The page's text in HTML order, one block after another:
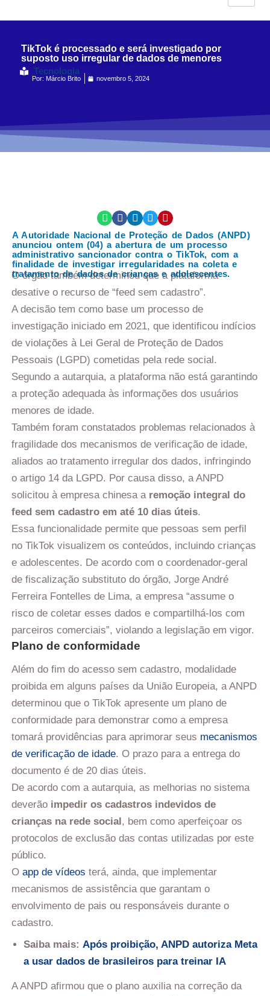
TikTok é processado e será investigado por
suposto uso irregular de dados de menores
Tecnologia
Por: Márcio Brito novembro 5, 2024
A Autoridade Nacional de Proteção de Dados (ANPD)
anunciou ontem (04) a abertura de um processo
administrativo sancionador contra o TikTok, com a
finalidade de investigar irregularidades na coleta e
tratamento de dados de crianças e adolescentes.
O órgão também determinou que a plataforma
desative o recurso de “feed sem cadastro”.
A decisão tem como base um processo de
investigação iniciado em 2021, que identificou indícios
de violações à Lei Geral de Proteção de Dados
Pessoais (LGPD) cometidas pela rede social.
Segundo a autarquia, a plataforma não está garantindo
a proteção adequada às informações dos usuários
menores de idade.
Também foram constatados problemas relacionados à
fragilidade dos mecanismos de verificação de idade,
aliados ao tratamento irregular dos dados, infringindo
o artigo 14 da LGPD. Por causa disso, a ANPD
solicitou à empresa chinesa a remoção integral do
feed sem cadastro em até 10 dias úteis.
Essa funcionalidade permite que pessoas sem perfil
no TikTok visualizem os conteúdos, incluindo crianças
e adolescentes. De acordo com o coordenador-geral
de fiscalização substituto do órgão, Jorge André
Ferreira Fontelles de Lima, a empresa “assume o
risco de coletar esses dados e compartilhá-los com
parceiros comerciais”, violando a legislação em vigor.
Plano de conformidade
Além do fim do acesso sem cadastro, modalidade
proibida em alguns países da União Europeia, a ANPD
determinou que o TikTok apresente um plano de
conformidade para demonstrar como a empresa
tomará providências para aprimorar seus mecanismos
de verificação de idade. O prazo para a entrega do
documento é de 20 dias úteis.
De acordo com a autarquia, as melhorias no sistema
deverão impedir os cadastros indevidos de
crianças na rede social , bem como aperfeiçoar os
protocolos de exclusão das contas utilizadas por este
público.
O app de vídeos terá, ainda, que implementar
mecanismos de assistência que garantam o
envolvimento de pais ou responsáveis durante o
cadastro.
Saiba mais: Após proibição, ANPD autoriza Meta
a usar dados de brasileiros para treinar IA
A ANPD afirmou que o plano auxilia na correção da